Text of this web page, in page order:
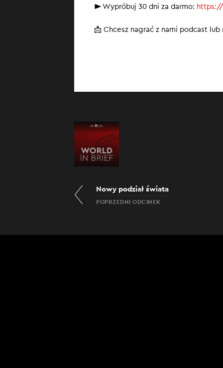
► Wypróbuj 30 dni za darmo:
📩 Chcesz nagrać z nami podcast
Nowy podział świata
POPRZEDNI ODCINEK